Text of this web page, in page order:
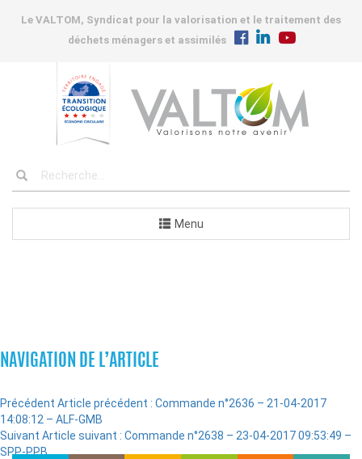
Le VALTOM, Syndicat pour la valorisation et le traitement des
déchets ménagers et assimilés
Menu
NAVIGATION DE L’ARTICLE
Précédent Article précédent : Commande n°2636 – 21-04-2017
14:08:12 – ALF-GMB
Suivant Article suivant : Commande n°2638 – 23-04-2017 09:53:49 –
SPP-PPB